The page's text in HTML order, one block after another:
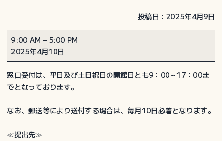
投稿日：2025年4月9日
診
療
剤）
報
請
9:00 AM – 5:00 PM
2025年4月10日
窓口受付は、平日及び土日祝日の開館日とも9：00～17：00ま
でとなっております。
なお、郵送等により送付する場合は、毎月10日必着となります。
≪提出先≫